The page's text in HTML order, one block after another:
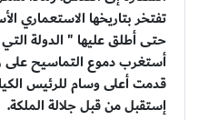
تفتخر بتاريخها الاستعماري
حتى أطلق عليها " الدولة
أستغرب دموع التماسيح على
قدمت أعلى وسام للرئيس
إستقبل من قبل جلالة الملكة.